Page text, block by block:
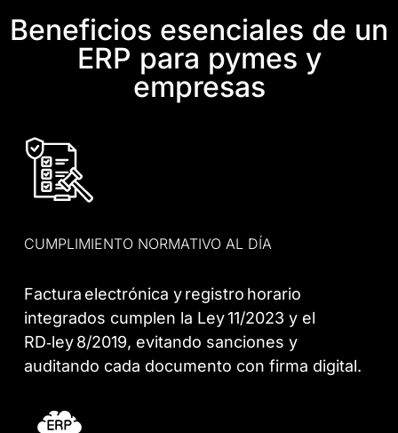
Beneficios esenciales de un
ERP para pymes y
empresas
CUMPLIMIENTO NORMATIVO AL DÍA
Factura electrónica y registro horario
integrados cumplen la Ley 11/2023 y el
RD‑ley 8/2019, evitando sanciones y
auditando cada documento con firma digital.